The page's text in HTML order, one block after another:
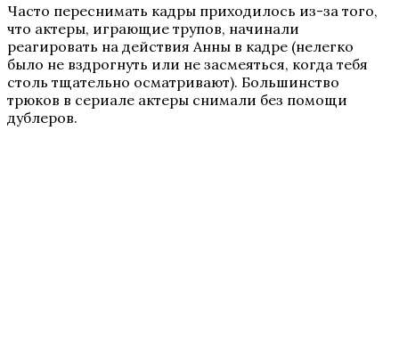
Часто переснимать кадры приходилось из-за того,
что актеры, играющие трупов, начинали
реагировать на действия Анны в кадре (нелегко
было не вздрогнуть или не засмеяться, когда тебя
столь тщательно осматривают). Большинство
трюков в сериале актеры снимали без помощи
дублеров.